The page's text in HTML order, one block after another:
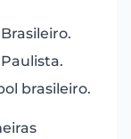
brasileiro.